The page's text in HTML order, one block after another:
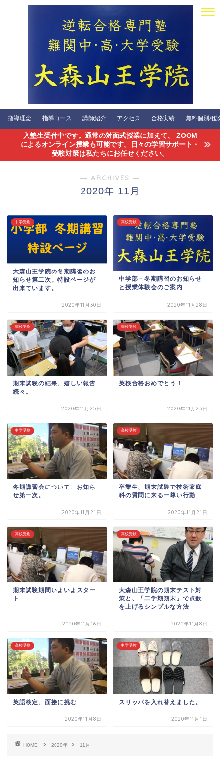
指導理念 指導コース 講師紹介 アクセス 合格実績 無料個別相
入塾生受付中です。通常の対面式授業に加えて、 ZOOM
によるオンライン授業も可能です。日々の学習サポート・
受験対策は私たちにお任せください。
― ARCHIVES ―
2020年 11月
中学受験
大森山王学院の冬期講習のお
知らせ第二次。特設ページが
出来ています。
2020年11月30日
高校受験
中学部－冬期講習のお知らせ
と授業体験会のご案内
2020年11月28日
高校受験
期末試験の結果、嬉しい報告
続々。
2020年11月25日
高校受験
英検合格おめでとう！
2020年11月23日
中学受験
冬期講習会について、お知ら
せ第一次。
2020年11月21日
高校受験
卒業生、期末試験で技術家庭
科の質問に来るー尊い行動
2020年11月21日
高校受験
期末試験期間いよいよスター
ト
2020年11月16日
高校受験
大森山王学院の期末テスト対
策と、「二学期期末」で点数
を上げるシンプルな方法
2020年11月8日
高校受験
英語検定、面接に挑む
2020年11月8日
中学受験
スリッパを入れ替えました。
2020年11月1日
HOME 2020年 11月